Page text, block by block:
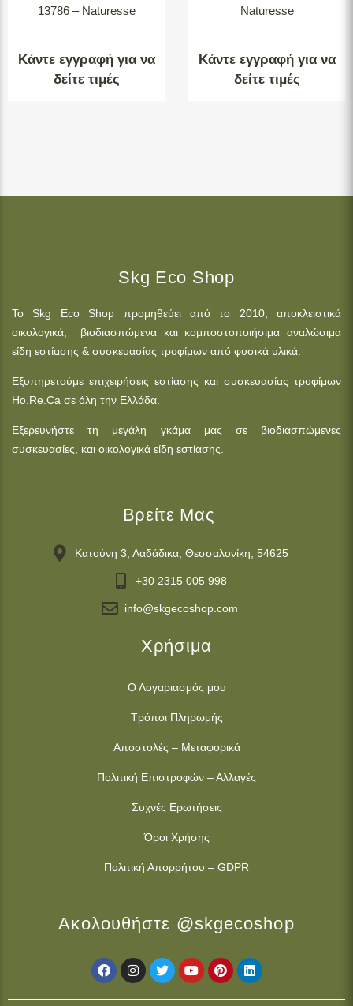
13786 – Naturesse
Κάντε εγγραφή για να
δείτε τιμές
Naturesse
Κάντε εγγραφή για να
δείτε τιμές
Skg Eco Shop
Το Skg Eco Shop προμηθεύει από το 2010, αποκλειστικά
οικολογικά, βιοδιασπώμενα και κομποστοποιήσιμα αναλώσιμα
είδη εστίασης & συσκευασίας τροφίμων από φυσικά υλικά.
Εξυπηρετούμε επιχειρήσεις εστίασης και συσκευασίας τροφίμων
Ho.Re.Ca σε όλη την Ελλάδα.
Εξερευνήστε τη μεγάλη γκάμα μας σε βιοδιασπώμενες
συσκευασίες, και οικολογικά είδη εστίασης.
Βρείτε Μας
Κατούνη 3, Λαδάδικα, Θεσσαλονίκη, 54625
+30 2315 005 998
info@skgecoshop.com
Χρήσιμα
Ο Λογαριασμός μου
Τρόποι Πληρωμής
Αποστολές – Μεταφορικά
Πολιτική Επιστροφών – Αλλαγές
Συχνές Ερωτήσεις
Όροι Χρήσης
Πολιτική Απορρήτου – GDPR
Ακολουθήστε @skgecoshop